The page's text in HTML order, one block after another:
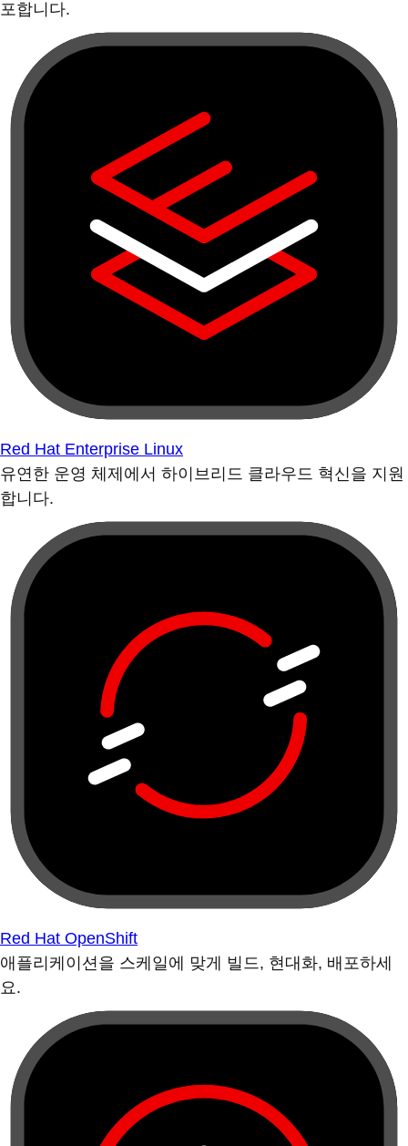
포합니다.
Red Hat Enterprise Linux
유연한 운영 체제에서 하이브리드 클라우드 혁신을 지원
합니다.
Red Hat OpenShift
애플리케이션을 스케일에 맞게 빌드, 현대화, 배포하세
요.